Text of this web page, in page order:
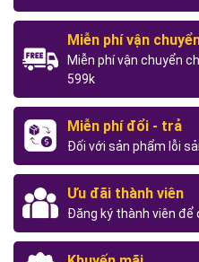
Miễn phí vận
Miễn phí vận chuyển
599k
Miễn phí đổi - trả
Đối với sản phẩm lỗi
Ưu đãi thành viên
Đăng ký thành viên để